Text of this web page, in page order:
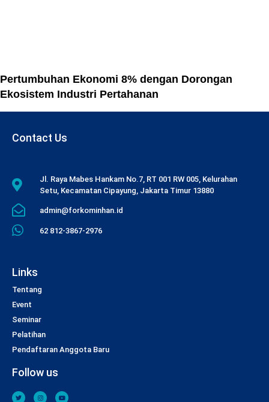
Pertumbuhan Ekonomi 8% dengan Dorongan
Ekosistem Industri Pertahanan
Contact Us
Jl. Raya Mabes Hankam No.7, RT 001 RW 005, Kelurahan
Setu, Kecamatan Cipayung, Jakarta Timur 13880
admin@forkominhan.id
62 812-3867-2976
Links
Tentang
Event
Seminar
Pelatihan
Pendaftaran Anggota Baru
Follow us